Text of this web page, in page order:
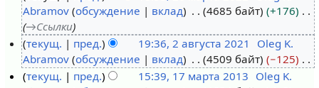
м
р
Abramov обсуждение вклад 4685 байт
+176
→Ссылки
а
текущ. пред. 19:36, 2 августа 2021
Oleg K.
Abramov обсуждение вклад 4509 байт
−125
Нтекущ. пред. 15:39, 17 марта 2013 Oleg K.